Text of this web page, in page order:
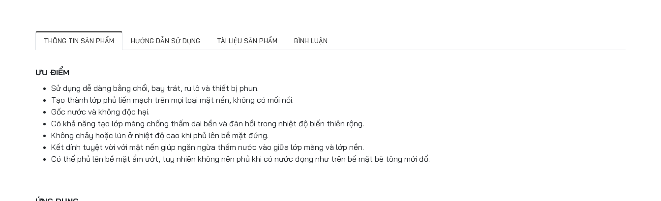
THÔNG TIN SẢN PHẨM HƯỚNG DẪN SỬ DỤNG TÀI LIỆU SẢN PHẨM BÌNH LUẬN
ƯU ĐIỂM
Sử dụng dễ dàng bằng chổi, bay trát, ru lô và thiết bị phun.
Tạo thành lớp phủ liền mạch trên mọi loại mặt nền, không có mối nối.
Gốc nước và không độc hại.
Có khả năng tạo lớp màng chống thấm dai bền và đàn hồi trong nhiệt độ biến thiên rộng.
Không chảy hoặc lún ở nhiệt độ cao khi phủ lên bề mặt đứng.
Kết dính tuyệt vời với mặt nền giúp ngăn ngừa thấm nước vào giữa lớp màng và lớp nền.
Có thể phủ lên bề mặt ẩm ướt, tuy nhiên không nên phủ khi có nước đọng như trên bề mặt bê tông mới đổ.